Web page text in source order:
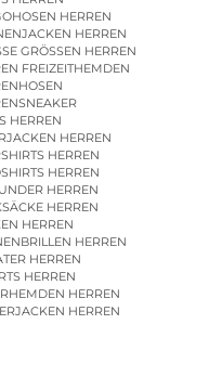
HERREN
HERREN
GRÖSSEN HERREN
FREIZEITHEMDEN
HERREN
HERREN
HERREN
HERREN
HERREN
HERREN
HERREN
HERREN
HERREN
HERREN
HERREN
HERREN